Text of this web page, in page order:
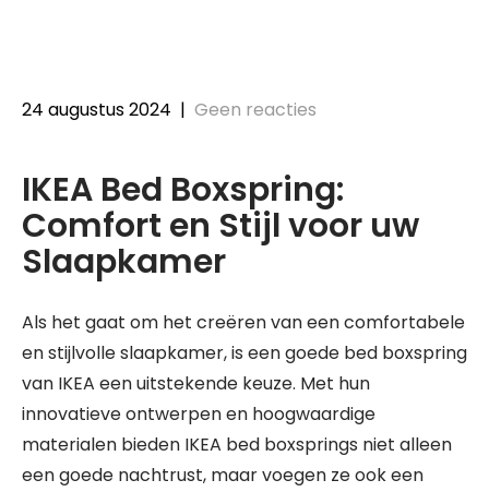
24 augustus 2024 | Geen reacties
IKEA Bed Boxspring:
Comfort en Stijl voor uw
Slaapkamer
Als het gaat om het creëren van een comfortabele
en stijlvolle slaapkamer, is een goede bed boxspring
van IKEA een uitstekende keuze. Met hun
innovatieve ontwerpen en hoogwaardige
materialen bieden IKEA bed boxsprings niet alleen
een goede nachtrust, maar voegen ze ook een